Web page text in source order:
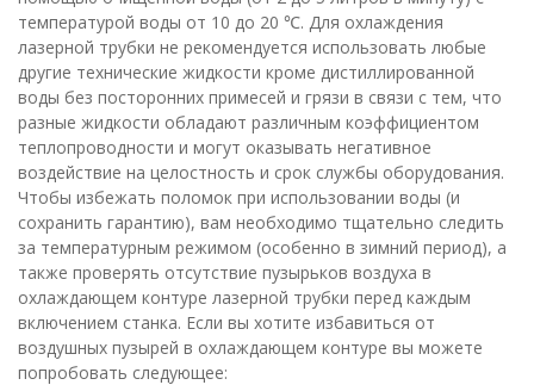
температурой воды от 10 до 20 ℃. Для охлаждения
лазерной трубки не рекомендуется использовать любые
другие технические жидкости кроме дистиллированной
воды без посторонних примесей и грязи в связи с тем, что
разные жидкости обладают различным коэффициентом
теплопроводности и могут оказывать негативное
воздействие на целостность и срок службы оборудования.
Чтобы избежать поломок при использовании воды (и
сохранить гарантию), вам необходимо тщательно следить
за температурным режимом (особенно в зимний период), а
также проверять отсутствие пузырьков воздуха в
охлаждающем контуре лазерной трубки перед каждым
включением станка. Если вы хотите избавиться от
воздушных пузырей в охлаждающем контуре вы можете
попробовать следующее: